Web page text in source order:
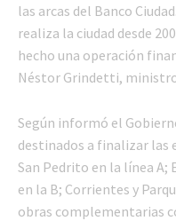
las arcas del Banco
realiza la ciudad desde
hecho una operación
Néstor Grindetti,
Según informó el
destinados a finalizar las
San Pedrito en la línea A;
en la B; Corrientes y
obras complementarias